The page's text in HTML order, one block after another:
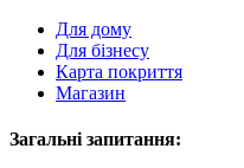
Для дому
Для бізнесу
Карта покриття
Магазин
Загальні запитання: